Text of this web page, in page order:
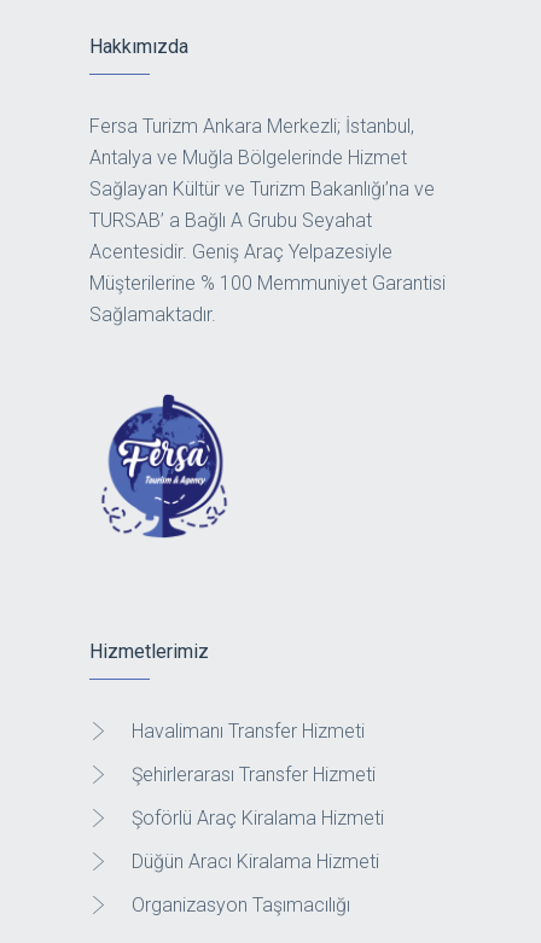
Hakkımızda
Fersa Turizm Ankara Merkezli; İstanbul,
Antalya ve Muğla Bölgelerinde Hizmet
Sağlayan Kültür ve Turizm Bakanlığı’na ve
TURSAB’ a Bağlı A Grubu Seyahat
Acentesidir. Geniş Araç Yelpazesiyle
Müşterilerine % 100 Memmuniyet Garantisi
Sağlamaktadır.
Hizmetlerimiz
Havalimanı Transfer Hizmeti
Şehirlerarası Transfer Hizmeti
Şoförlü Araç Kiralama Hizmeti
Düğün Aracı Kiralama Hizmeti
Organizasyon Taşımacılığı